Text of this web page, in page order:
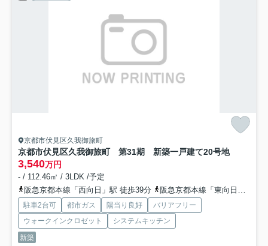
京都市伏見区久我御旅町
京都市伏見区久我御旅町 第31期 新築一戸建て20号地
3,540万円
- / 112.46㎡ / 3LDK /予定
阪急京都本線「西向日」駅 徒歩39分
阪急京都本線「東向日」駅 徒歩42分
駐車2台可 都市ガス 陽当り良好
バリアフリー
ウォークインクロゼット
システムキッチン
新築